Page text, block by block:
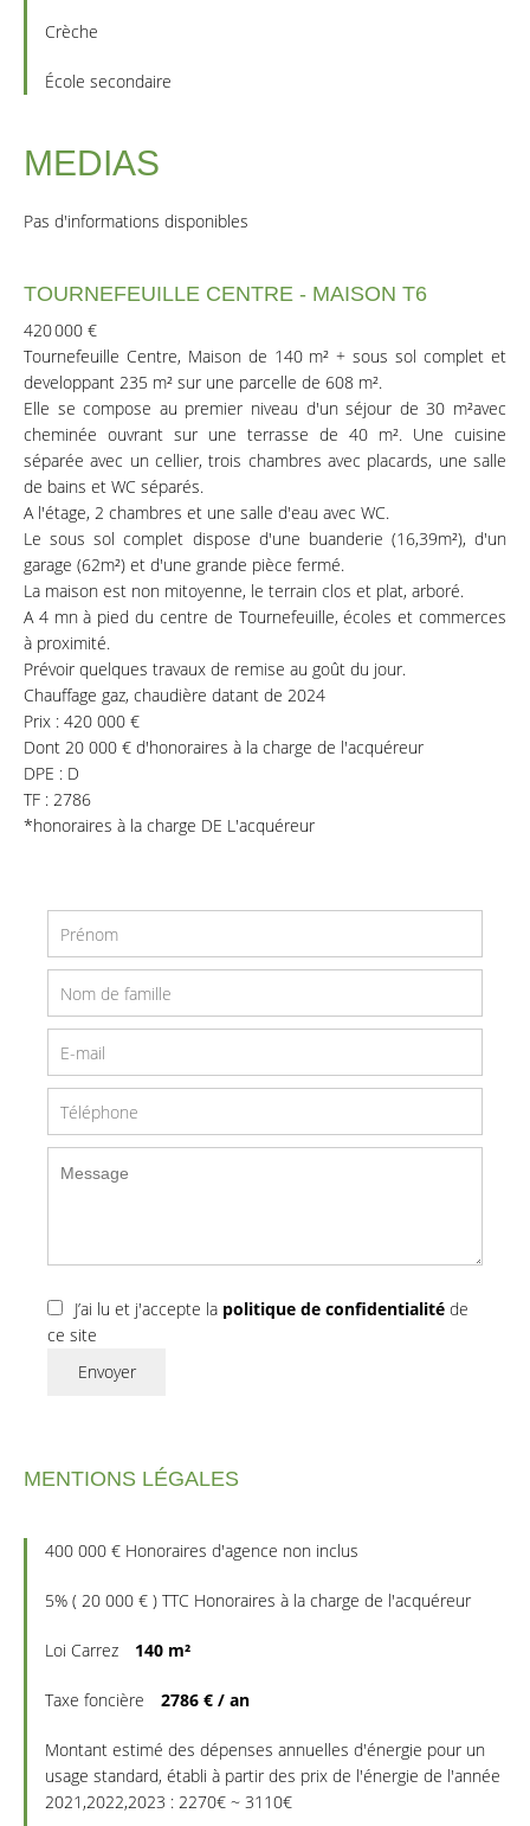
Crèche
École secondaire
MEDIAS
Pas d'informations disponibles
TOURNEFEUILLE CENTRE - MAISON T6
420 000 €
Tournefeuille Centre, Maison de 140 m² + sous sol complet et
developpant 235 m² sur une parcelle de 608 m².
Elle se compose au premier niveau d'un séjour de 30 m²avec
cheminée ouvrant sur une terrasse de 40 m². Une cuisine
séparée avec un cellier, trois chambres avec placards, une salle
de bains et WC séparés.
A l'étage, 2 chambres et une salle d'eau avec WC.
Le sous sol complet dispose d'une buanderie (16,39m²), d'un
garage (62m²) et d'une grande pièce fermé.
La maison est non mitoyenne, le terrain clos et plat, arboré.
A 4 mn à pied du centre de Tournefeuille, écoles et commerces
à proximité.
Prévoir quelques travaux de remise au goût du jour.
Chauffage gaz, chaudière datant de 2024
Prix : 420 000 €
Dont 20 000 € d'honoraires à la charge de l'acquéreur
DPE : D
TF : 2786
*honoraires à la charge DE L'acquéreur
J’ai lu et j'accepte la politique de confidentialité de
ce site
Envoyer
MENTIONS LÉGALES
400 000 € Honoraires d'agence non inclus
5% ( 20 000 € ) TTC Honoraires à la charge de l'acquéreur
Loi Carrez 140 m²
Taxe foncière 2786 € / an
Montant estimé des dépenses annuelles d'énergie pour un
usage standard, établi à partir des prix de l'énergie de l'année
2021,2022,2023 : 2270€ ~ 3110€